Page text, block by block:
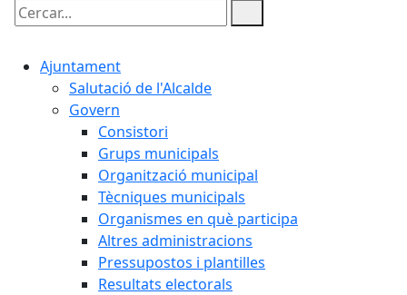
Cercar:
Ajuntament
Salutació de l'Alcalde
Govern
Consistori
Grups municipals
Organització municipal
Tècniques municipals
Organismes en què participa
Altres administracions
Pressupostos i plantilles
Resultats electorals